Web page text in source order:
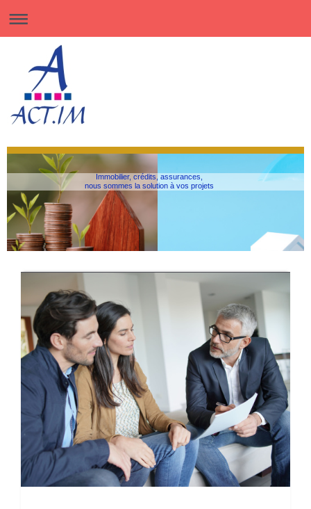
Immobilier, crédits, assurances,
nous sommes la solution à vos projets